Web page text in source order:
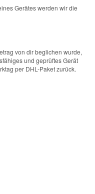
Gerätes werden wir die
von dir beglichen wurde,
und geprüftes Gerät
per DHL-Paket zurück.